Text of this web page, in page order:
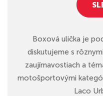
Boxová ulička je
diskutujeme s
zaujímavostiach a
motošportovými
Laco